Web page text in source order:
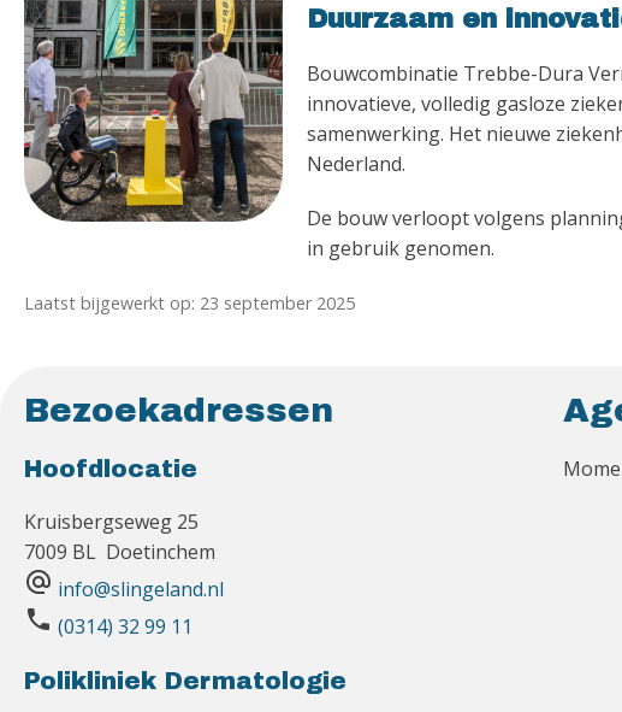
Duurzaam en
Bouwcombinatie Trebbe-Dura
innovatieve, volledig gasloze
samenwerking. Het nieuwe
Nederland.
De bouw verloopt volgens
in gebruik genomen.
Laatst bijgewerkt op: 23 september 2025
Bezoekadressen
Hoofdlocatie
Kruisbergseweg 25
7009 BL Doetinchem
alternate_email info@slingeland.nl
phone (0314) 32 99 11
Polikliniek Dermatologie